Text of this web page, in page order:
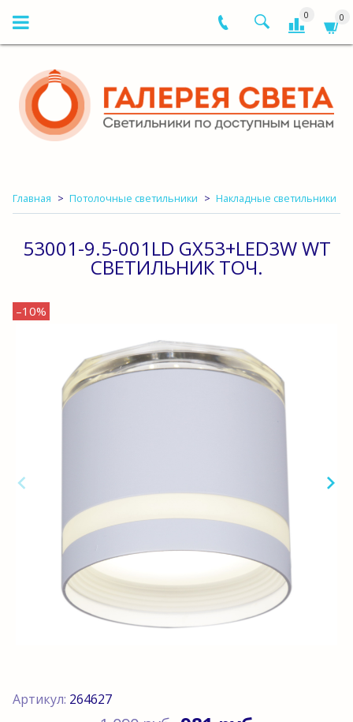
0 0
Главная Потолочные светильники Накладные светильники
53001-9.5-001LD GX53+LED3W WT
СВЕТИЛЬНИК ТОЧ.
–10%
Артикул: 264627